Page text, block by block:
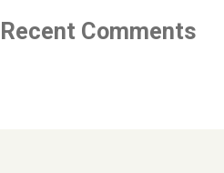
Recent Comments